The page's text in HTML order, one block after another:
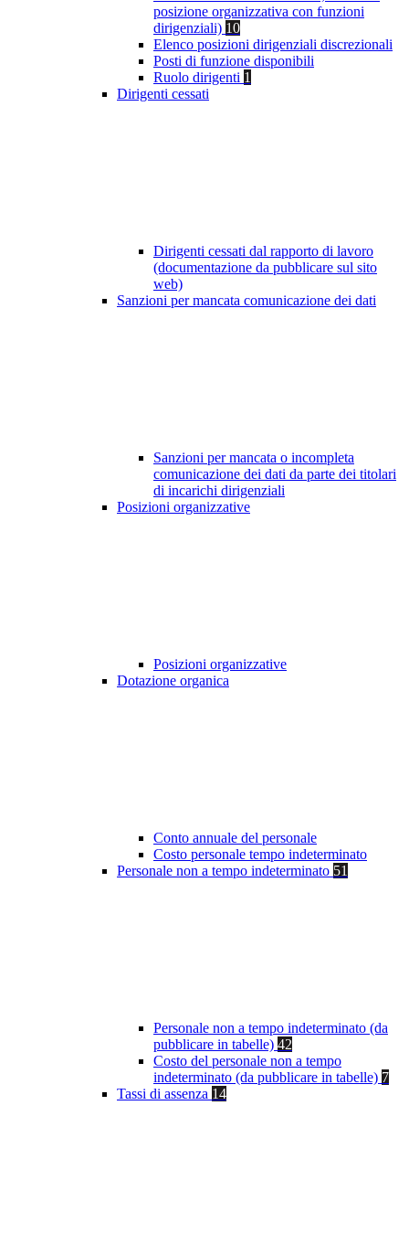
posizione organizzativa con funzioni
dirigenziali) 10
Elenco posizioni dirigenziali discrezionali
Posti di funzione disponibili
Ruolo dirigenti 1
Dirigenti cessati
Dirigenti cessati dal rapporto di lavoro
(documentazione da pubblicare sul sito
web)
Sanzioni per mancata comunicazione dei dati
Sanzioni per mancata o incompleta
comunicazione dei dati da parte dei titolari
di incarichi dirigenziali
Posizioni organizzative
Posizioni organizzative
Dotazione organica
Conto annuale del personale
Costo personale tempo indeterminato
Personale non a tempo indeterminato 51
Personale non a tempo indeterminato (da
pubblicare in tabelle) 42
Costo del personale non a tempo
indeterminato (da pubblicare in tabelle) 7
Tassi di assenza 14